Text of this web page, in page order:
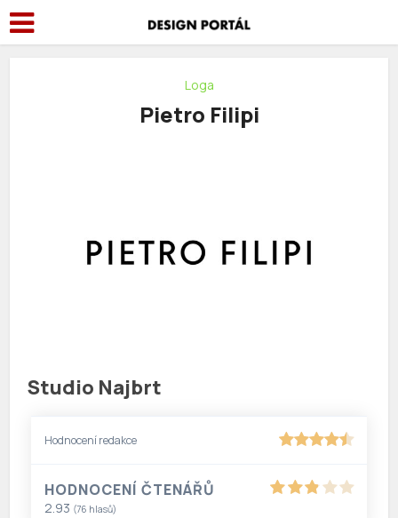
Loga
Pietro Filipi
Studio Najbrt
Hodnocení redakce
HODNOCENÍ ČTENÁŘŮ
2.93 (76 hlasů)